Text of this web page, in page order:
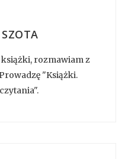
rozmawiam z
"Książki.